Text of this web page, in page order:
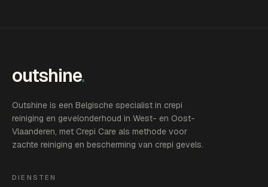
outshine.
Outshine is een Belgische specialist in crepi
reiniging en gevelonderhoud in West- en Oost-
Vlaanderen, met Crepi Care als methode voor
zachte reiniging en bescherming van crepi gevels.
DIENSTEN